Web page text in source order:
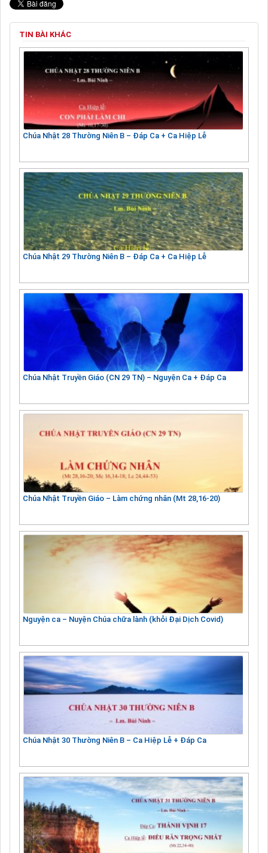
TIN BÀI KHÁC
Chúa Nhật 28 Thường Niên B – Đáp Ca + Ca Hiệp Lễ
Chúa Nhật 29 Thường Niên B – Đáp Ca + Ca Hiệp Lễ
Chúa Nhật Truyền Giáo (CN 29 TN) – Nguyện Ca + Đáp Ca
Chúa Nhật Truyền Giáo – Làm chứng nhân (Mt 28,16-20)
Nguyện ca – Nuyện Chúa chữa lành (khỏi Đại Dịch Covid)
Chúa Nhật 30 Thường Niên B – Ca Hiệp Lễ + Đáp Ca